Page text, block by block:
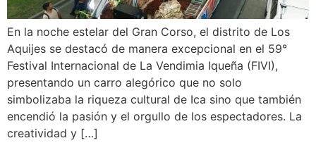
En la noche estelar del Gran Corso, el distrito de Los
Aquijes se destacó de manera excepcional en el 59°
Festival Internacional de La Vendimia Iqueña (FIVI),
presentando un carro alegórico que no solo
simbolizaba la riqueza cultural de Ica sino que también
encendió la pasión y el orgullo de los espectadores. La
creatividad y […]